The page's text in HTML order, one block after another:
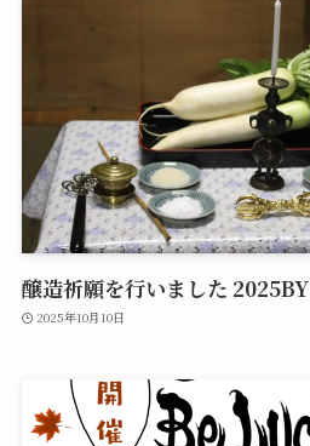
醸造祈願を行いました 2025BY
2025年10月10日